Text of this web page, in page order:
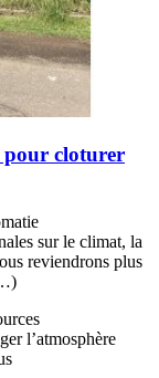
pour cloturer
sur le climat, la
reviendrons plus
l’atmosphère